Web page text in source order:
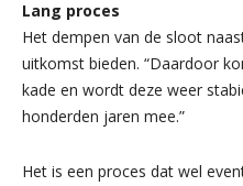
Lang proces
Het dempen van de sloot
uitkomst bieden. “Daardoor
kade en wordt deze weer
honderden jaren mee.”
Het is een proces dat wel